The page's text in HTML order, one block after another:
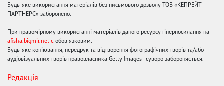
Будь-яке використання матеріалів без письмового дозволу ТОВ «КЕПРЕЙТ
ПАРТНЕРС» заборонено.
При правомірному використанні матеріалів даного ресурсу гіперпосилання на
afisha.bigmir.net є обов'язковим.
Будь-яке копіювання, передрук та відтворення фотографічних творів та/або
аудіовізуальних творів правовласника Getty Images - суворо забороняється.
Редакція